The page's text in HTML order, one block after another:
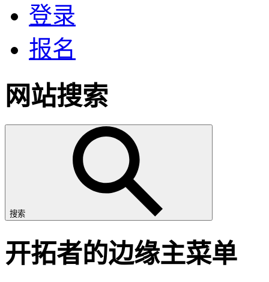
登录
报名
网站搜索
搜索
开拓者的边缘主菜单